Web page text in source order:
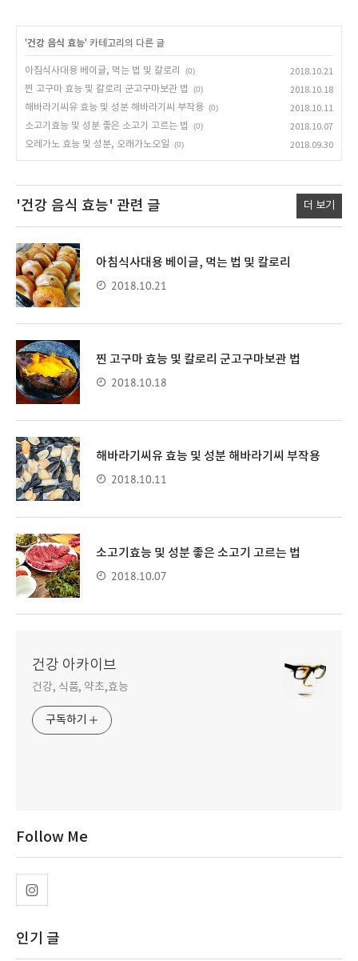
'건강 음식 효능' 카테고리의 다른 글
아침식사대용 베이글, 먹는 법 및 칼로리 (0)
2018.10.21
찐 고구마 효능 및 칼로리 군고구마보관 법
(0)
2018.10.18
해바라기씨유 효능 및 성분 해바라기씨 부작용 (0)
2018.10.11
소고기효능 및 성분 좋은 소고기 고르는 법
(0)
2018.10.07
오레가노 효능 및 성분, 오래가노오일
(0) 2018.09.30
'건강 음식 효능' 관련 글 더 보기
아침식사대용 베이글, 먹는 법 및 칼로리
2018.10.21
찐 고구마 효능 및 칼로리 군고구마보관 법
2018.10.18
해바라기씨유 효능 및 성분 해바라기씨 부작용
2018.10.11
소고기효능 및 성분 좋은 소고기 고르는 법
2018.10.07
건강 아카이브
건강, 식품, 약초,효능
구독하기
Follow Me
인기 글